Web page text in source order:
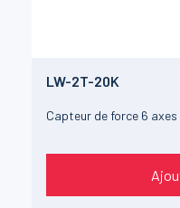
LW-2T-20K
Capteur de force 6